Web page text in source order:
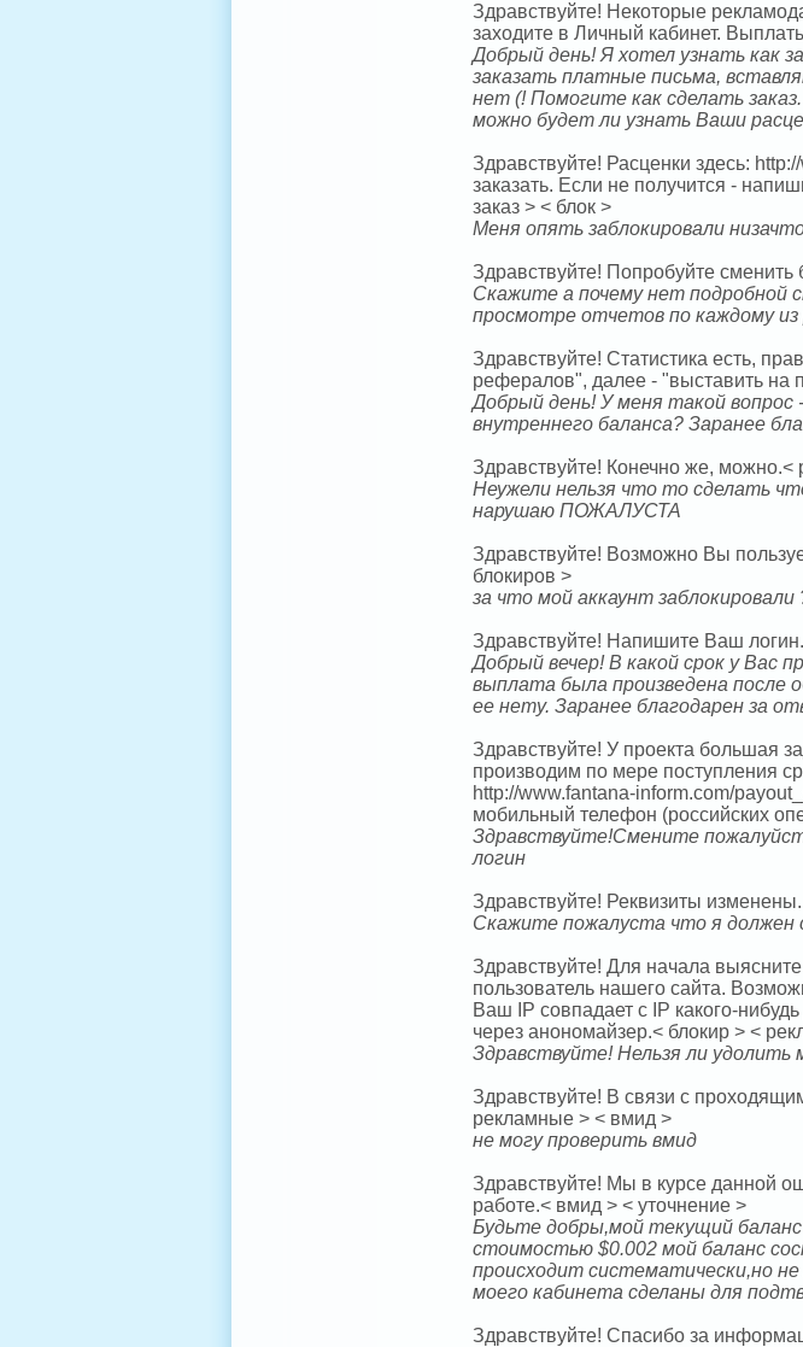
Здравствуйте! Некоторые
заходите в Личный кабинет.
Добрый день! Я хотел узнать как
заказать платные письма,
нет (! Помогите как сделать
можно будет ли узнать Ваши
Здравствуйте! Расценки здесь:
заказать. Если не получится -
заказ > < блок >
Меня опять заблокировали
Здравствуйте! Попробуйте
Скажите а почему нет подробной
просмотре отчетов по каждому из
Здравствуйте! Статистика есть,
рефералов", далее - "выставить на
Добрый день! У меня такой вопрос
внутреннего баланса? Заранее
Здравствуйте! Конечно же, можно.<
Неужели нельзя что то сделать
нарушаю ПОЖАЛУСТА
Здравствуйте! Возможно Вы
блокиров >
за что мой аккаунт заблокировали
Здравствуйте! Напишите Ваш
Добрый вечер! В какой срок у Вас
выплата была произведена после
ее нету. Заранее благодарен за
Здравствуйте! У проекта большая
производим по мере поступления
http://www.fantana-inform.com/
мобильный телефон (российских
Здравствуйте!Смените
логин
Здравствуйте! Реквизиты
Скажите пожалуста что я должен
Здравствуйте! Для начала
пользователь нашего сайта.
Ваш IP совпадает с IP какого-
через анономайзер.< блокир > <
Здравствуйте! Нельзя ли
Здравствуйте! В связи с
рекламные > < вмид >
не могу проверить вмид
Здравствуйте! Мы в курсе данной
работе.< вмид > < уточнение >
Будьте добры,мой текущий
стоимостью $0.002 мой баланс
происходит систематически,но
моего кабинета сделаны для
Здравствуйте! Спасибо за